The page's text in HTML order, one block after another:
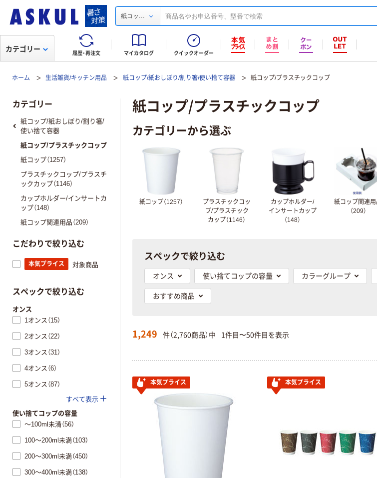
紙コッ ...
履歴・再注文 マイカタログ クイックオーダー
カテゴリー
ホーム 生活雑貨/キッチン用品 紙コップ/紙おしぼり/割り箸/使い捨て容器 紙コップ/プラスチックコップ
紙コップ/プラスチックコップ
カテゴリーから選ぶ
紙コップ（1257）
プラスチックコッ
プ/プラスチック
カップ（1146）
カップホルダー/
インサートカップ
（148）
紙コップ関連用
（209）
スペックで絞り込む
オンス 使い捨てコップの容量 カラーグループ
おすすめ商品
1,249 件（2,760商品）中 1件目〜50件目を表示
本気プライス 本気プライス
カテゴリー
紙コップ/紙おしぼり/割り箸/
使い捨て容器
紙コップ/プラスチックコップ
紙コップ（1257）
プラスチックコップ/プラスチ
ックカップ（1146）
カップホルダー/インサートカ
ップ（148）
紙コップ関連用品（209）
こだわりで絞り込む
本気プライス 対象商品
スペックで絞り込む
オンス
1オンス（15）
2オンス（22）
3オンス（31）
4オンス（6）
5オンス（87）
すべて表示
使い捨てコップの容量
～100ml未満（56）
100～200ml未満（103）
200～300ml未満（450）
300～400ml未満（138）